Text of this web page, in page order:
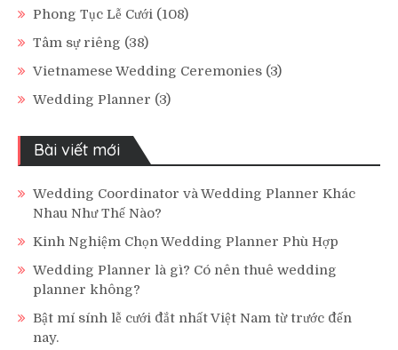
Phong Tục Lễ Cưới (108)
Tâm sự riêng (38)
Vietnamese Wedding Ceremonies (3)
Wedding Planner (3)
Bài viết mới
Wedding Coordinator và Wedding Planner Khác
Nhau Như Thế Nào?
Kinh Nghiệm Chọn Wedding Planner Phù Hợp
Wedding Planner là gì? Có nên thuê wedding
planner không?
Bật mí sính lễ cưới đắt nhất Việt Nam từ trước đến
nay.